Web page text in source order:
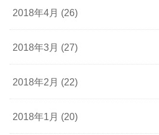
2018年4月 (26)
2018年3月 (27)
2018年2月 (22)
2018年1月 (20)